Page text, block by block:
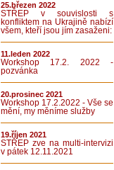
25.březen 2022
STŘEP v souvislosti s
konfliktem na Ukrajině nabízí
všem, kteří jsou jím zasaženi:
11.leden 2022
Workshop 17.2. 2022 -
pozvánka
20.prosinec 2021
Workshop 17.2.2022 - Vše se
mění, my měníme služby
19.říjen 2021
STŘEP zve na multi-intervizi
v pátek 12.11.2021